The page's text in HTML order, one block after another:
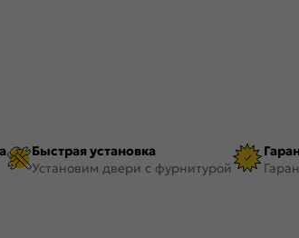
Быстрая установка
Установим двери с фурнитурой